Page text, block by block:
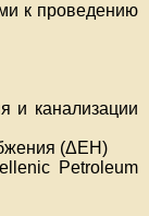
к проведению
и канализации
(ΔΕΗ)
Petroleum